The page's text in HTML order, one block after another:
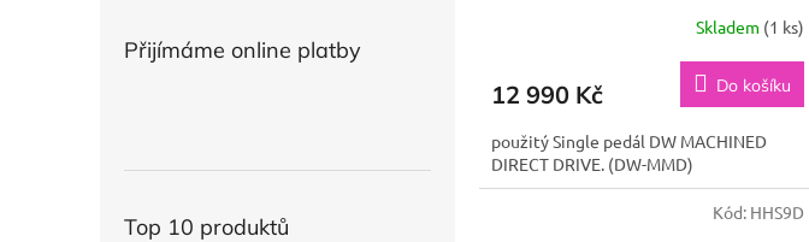
Přijímáme online platby
Top 10 produktů
Skladem (1 ks)
12 990 Kč Do košíku
použitý Single pedál DW MACHINED
DIRECT DRIVE. (DW-MMD)
Kód: HHS9D